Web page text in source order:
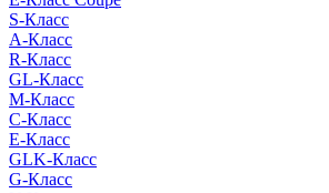
S-Класс
A-Класс
R-Класс
GL-Класс
M-Класс
C-Класс
E-Класс
GLK-Класс
G-Класс